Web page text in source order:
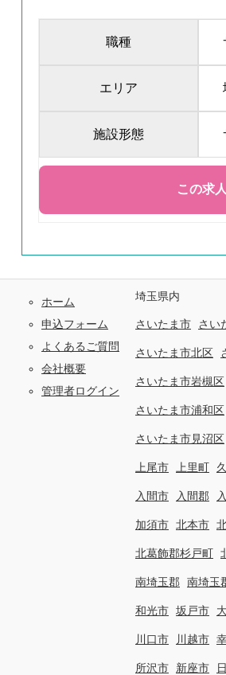
職種
エリア
施設形態
ホーム
申込フォーム
よくあるご質問
会社概要
管理者ログイン
埼玉県内
さいたま市 さい
さいたま市北区
さいたま市岩槻区
さいたま市浦和区
さいたま市見沼区
上尾市 上里町
入間市 入間郡
加須市 北本市
北葛飾郡杉戸町
南埼玉郡 南埼玉
和光市 坂戸市
川口市 川越市
所沢市 新座市